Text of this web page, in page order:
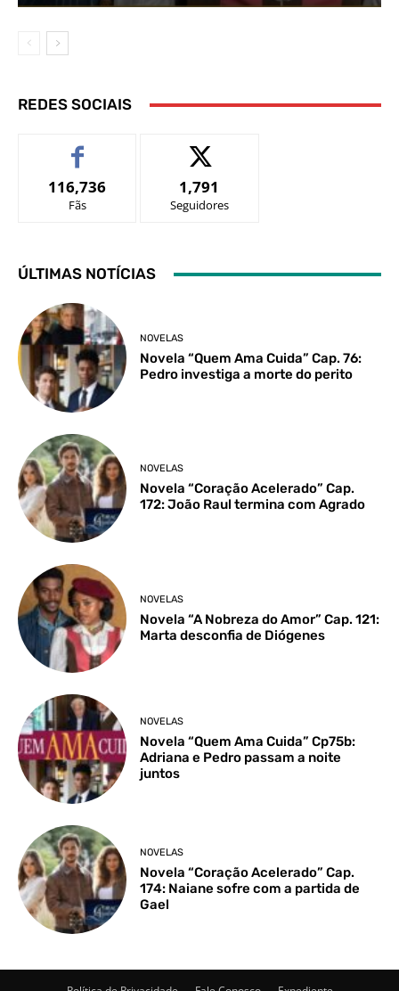
REDES SOCIAIS
116,736
Fãs
1,791
Seguidores
ÚLTIMAS NOTÍCIAS
NOVELAS
Novela “Quem Ama Cuida” Cap. 76:
Pedro investiga a morte do perito
NOVELAS
Novela “Coração Acelerado” Cap.
172: João Raul termina com Agrado
NOVELAS
Novela “A Nobreza do Amor” Cap. 121:
Marta desconfia de Diógenes
NOVELAS
Novela “Quem Ama Cuida” Cp75b:
Adriana e Pedro passam a noite
juntos
NOVELAS
Novela “Coração Acelerado” Cap.
174: Naiane sofre com a partida de
Gael